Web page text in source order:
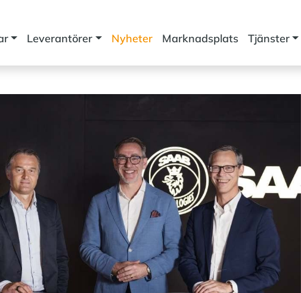
Leverantörer Nyheter Marknadsplats Tjänster